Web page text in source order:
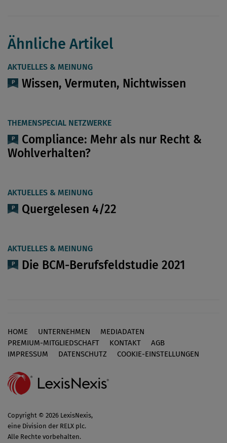
Ähnliche Artikel
AKTUELLES & MEINUNG
Wissen, Vermuten, Nichtwissen
THEMENSPECIAL NETZWERKE
Compliance: Mehr als nur Recht &
Wohlverhalten?
AKTUELLES & MEINUNG
Quergelesen 4/22
AKTUELLES & MEINUNG
Die BCM-Berufsfeldstudie 2021
Footer
HOME UNTERNEHMEN
MEDIADATEN
PREMIUM-MITGLIEDSCHAFT
KONTAKT
AGB
IMPRESSUM
DATENSCHUTZ COOKIE-EINSTELLUNGEN
Copyright © 2026 LexisNexis,
eine Division der RELX plc.
Alle Rechte vorbehalten.